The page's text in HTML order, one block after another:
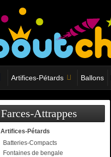
Artifices-Pétards Ballons
Farces-Attrappes
Artifices-Pétards
Batteries-Compacts
Fontaines de bengale